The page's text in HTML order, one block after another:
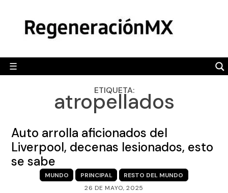
content
☰
POLÍTICA
CAMALEÓN
OPINIÓN
ENGLISH SECTION
ETIQUETA:
atropellados
Auto arrolla aficionados del
Liverpool, decenas lesionados, esto
se sabe
MUNDO PRINCIPAL
RESTO DEL MUNDO
26 DE MAYO, 2025